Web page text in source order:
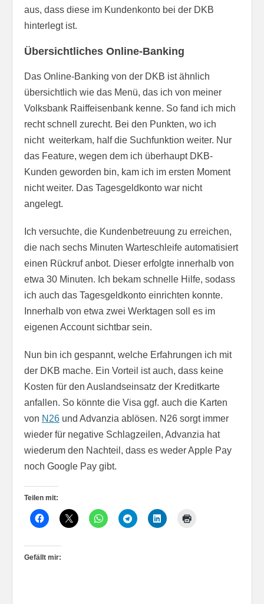
aus, dass diese im Kundenkonto bei der DKB
hinterlegt ist.
Übersichtliches Online-Banking
Das Online-Banking von der DKB ist ähnlich
übersichtlich wie das Menü, das ich von meiner
Volksbank Raiffeisenbank kenne. So fand ich mich
recht schnell zurecht. Bei den Punkten, wo ich
nicht weiterkam, half die Suchfunktion weiter. Nur
das Feature, wegen dem ich überhaupt DKB-
Kunden geworden bin, kam ich im ersten Moment
nicht weiter. Das Tagesgeldkonto war nicht
angelegt.
Ich versuchte, die Kundenbetreuung zu erreichen,
die nach sechs Minuten Warteschleife automatisiert
einen Rückruf anbot. Dieser erfolgte innerhalb von
etwa 30 Minuten. Ich bekam schnelle Hilfe, sodass
ich auch das Tagesgeldkonto einrichten konnte.
Innerhalb von etwa zwei Werktagen soll es im
eigenen Account sichtbar sein.
Nun bin ich gespannt, welche Erfahrungen ich mit
der DKB mache. Ein Vorteil ist auch, dass keine
Kosten für den Auslandseinsatz der Kreditkarte
anfallen. So könnte die Visa ggf. auch die Karten
von N26 und Advanzia ablösen. N26 sorgt immer
wieder für negative Schlagzeilen, Advanzia hat
wiederum den Nachteil, dass es weder Apple Pay
noch Google Pay gibt.
Teilen mit:
Gefällt mir: